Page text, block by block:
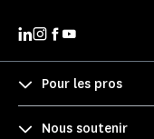
Pour les pros
Nous soutenir